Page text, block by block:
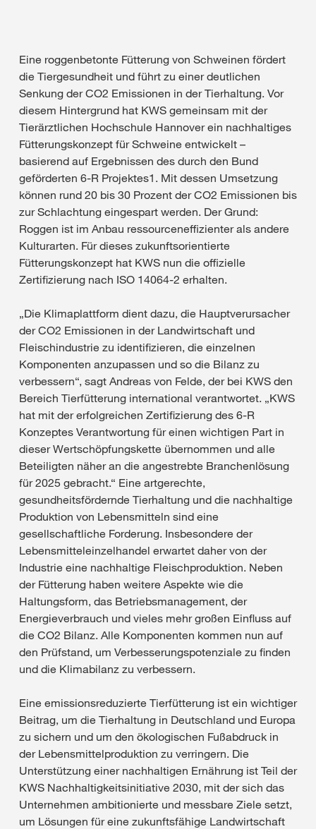
Eine roggenbetonte Fütterung von Schweinen fördert
die Tiergesundheit und führt zu einer deutlichen
Senkung der CO2 Emissionen in der Tierhaltung. Vor
diesem Hintergrund hat KWS gemeinsam mit der
Tierärztlichen Hochschule Hannover ein nachhaltiges
Fütterungskonzept für Schweine entwickelt –
basierend auf Ergebnissen des durch den Bund
geförderten 6-R Projektes1. Mit dessen Umsetzung
können rund 20 bis 30 Prozent der CO2 Emissionen bis
zur Schlachtung eingespart werden. Der Grund:
Roggen ist im Anbau ressourceneffizienter als andere
Kulturarten. Für dieses zukunftsorientierte
Fütterungskonzept hat KWS nun die offizielle
Zertifizierung nach ISO 14064-2 erhalten.
„Die Klimaplattform dient dazu, die Hauptverursacher
der CO2 Emissionen in der Landwirtschaft und
Fleischindustrie zu identifizieren, die einzelnen
Komponenten anzupassen und so die Bilanz zu
verbessern“, sagt Andreas von Felde, der bei KWS den
Bereich Tierfütterung international verantwortet. „KWS
hat mit der erfolgreichen Zertifizierung des 6-R
Konzeptes Verantwortung für einen wichtigen Part in
dieser Wertschöpfungskette übernommen und alle
Beteiligten näher an die angestrebte Branchenlösung
für 2025 gebracht.“ Eine artgerechte,
gesundheitsfördernde Tierhaltung und die nachhaltige
Produktion von Lebensmitteln sind eine
gesellschaftliche Forderung. Insbesondere der
Lebensmitteleinzelhandel erwartet daher von der
Industrie eine nachhaltige Fleischproduktion. Neben
der Fütterung haben weitere Aspekte wie die
Haltungsform, das Betriebsmanagement, der
Energieverbrauch und vieles mehr großen Einfluss auf
die CO2 Bilanz. Alle Komponenten kommen nun auf
den Prüfstand, um Verbesserungspotenziale zu finden
und die Klimabilanz zu verbessern.
Eine emissionsreduzierte Tierfütterung ist ein wichtiger
Beitrag, um die Tierhaltung in Deutschland und Europa
zu sichern und um den ökologischen Fußabdruck in
der Lebensmittelproduktion zu verringern. Die
Unterstützung einer nachhaltigen Ernährung ist Teil der
KWS Nachhaltigkeitsinitiative 2030, mit der sich das
Unternehmen ambitionierte und messbare Ziele setzt,
um Lösungen für eine zukunftsfähige Landwirtschaft